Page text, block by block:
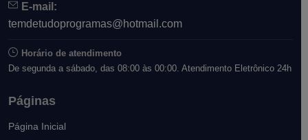
E-mail:
temdetudoprogramas@hotmail.com
Horário de atendimento
De segunda a sábado, das 08:00 às 00:00. Atendimento Eletrônico 24h
Páginas
Página Inicial